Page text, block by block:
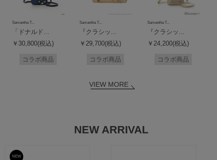
Samantha T...
「ドナルド...
￥30,800(税込)
コラボ商品
Samantha T...
『クラシッ...
￥29,700(税込)
コラボ商品
Samantha T...
『クラシッ...
￥24,200(税込)
コラボ商品
VIEW MORE
NEW ARRIVAL
予約
NEW